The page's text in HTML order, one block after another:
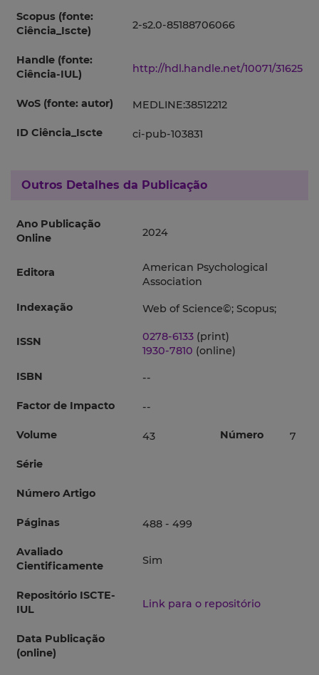
Scopus (fonte:
Ciência_Iscte)
2-s2.0-85188706066
Handle (fonte:
Ciência-IUL)
http://hdl.handle.net/10071/31625
WoS (fonte: autor) MEDLINE:38512212
ID Ciência_Iscte ci-pub-103831
Outros Detalhes da Publicação
Ano Publicação
Online
2024
Editora
American Psychological
Association
Indexação
Web of Science©; Scopus;
ISSN 0278-6133 (print)
1930-7810 (online)
ISBN
--
Factor de Impacto --
Volume 43 Número 7
Série
Número Artigo
Páginas 488 - 499
Avaliado
Cientificamente
Sim
Repositório ISCTE-
IUL
Link para o repositório
Data Publicação
(online)